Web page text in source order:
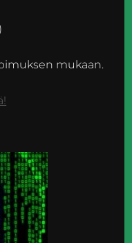
mukaan.